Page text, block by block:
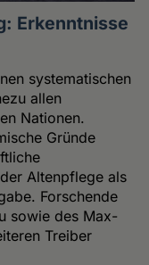
Erkenntnisse
systematischen
allen
Nationen.
Gründe
Altenpflege als
Forschende
sowie des Max-
Treiber